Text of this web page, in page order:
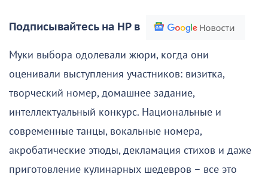
Подписывайтесь на НР в
Муки выбора одолевали жюри, когда они
оценивали выступления участников: визитка,
творческий номер, домашнее задание,
интеллектуальный конкурс. Национальные и
современные танцы, вокальные номера,
акробатические этюды, декламация стихов и даже
приготовление кулинарных шедевров – все это